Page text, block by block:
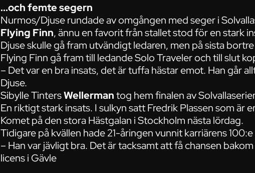
...och femte segern
Nurmos/Djuse rundade av omgången med seger i
Flying Finn, ännu en favorit från stallet stod för en stark
Djuse skulle gå fram utvändigt ledaren, men på sista
Flying Finn gå fram till ledande Solo Traveler och till slut
– Det var en bra insats, det är tuffa hästar emot. Han går
Djuse.
Sibylle TintersWellermantog hem finalen av
En riktigt stark insats. I sulkyn satt Fredrik Plassen som är
Komet på den stora Hästgalan i Stockholm nästa lördag.
Tidigare på kvällen hade 21-åringen vunnit karriärens 100:e
– Han var jävligt bra. Det är tacksamt att få chansen
licens i Gävle